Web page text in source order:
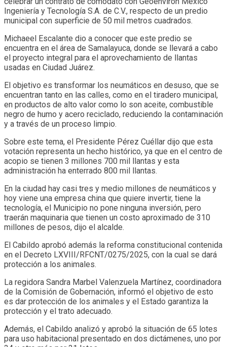
Ingeniería y Tecnología S.A. de C.V., respecto de un predio
municipal con superficie de 50 mil metros cuadrados.
Michaeel Escalante dio a conocer que este predio se
encuentra en el área de Samalayuca, donde se llevará a cabo
el proyecto integral para el aprovechamiento de llantas
usadas en Ciudad Juárez.
El objetivo es transformar los neumáticos en desuso, que se
encuentran tanto en las calles, como en el tiradero municipal,
en productos de alto valor como lo son aceite, combustible
negro de humo y acero reciclado, reduciendo la contaminación
y a través de un proceso limpio.
Sobre este tema, el Presidente Pérez Cuéllar dijo que esta
votación representa un hecho histórico, ya que en el centro de
acopio se tienen 3 millones 700 mil llantas y esta
administración ha enterrado 800 mil llantas.
En la ciudad hay casi tres y medio millones de neumáticos y
hoy viene una empresa china que quiere invertir, tiene la
tecnología, el Municipio no pone ninguna inversión, pero
traerán maquinaria que tienen un costo aproximado de 310
millones de pesos, dijo el alcalde.
El Cabildo aprobó además la reforma constitucional contenida
en el Decreto LXVIII/RFCNT/0275/2025, con la cual se dará
protección a los animales.
La regidora Sandra Marbel Valenzuela Martínez, coordinadora
de la Comisión de Gobernación, informó el objetivo de esto
es dar protección de los animales y el Estado garantiza la
protección y el trato adecuado.
Además, el Cabildo analizó y aprobó la situación de 65 lotes
para uso habitacional presentado en dos dictámenes, uno por